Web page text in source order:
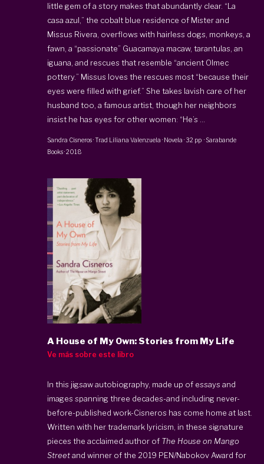
little gem of a story makes that abundantly clear. “La
casa azul,” the cobalt blue residence of Mister and
Missus Rivera, overflows with hairless dogs, monkeys, a
fawn, a “passionate” Guacamaya macaw, tarantulas, an
iguana, and rescues that resemble “ancient Olmec
pottery.” Missus loves the rescues most “because their
eyes were filled with grief.” She takes lavish care of her
husband too, a famous artist, though her neighbors
insist he has eyes for other women: “He’s ...
Sandra Cisneros· Trad Liliana Valenzuela · Novela ·32 pp ·Sarabande
Books·2018
A House of My Own: Stories from My Life
Ve más sobre este libro
In this jigsaw autobiography, made up of essays and
images spanning three decades-and including never-
before-published work-Cisneros has come home at last.
Written with her trademark lyricism, in these signature
pieces the acclaimed author of The House on Mango
Streetand winner of the 2019 PEN/Nabokov Award for